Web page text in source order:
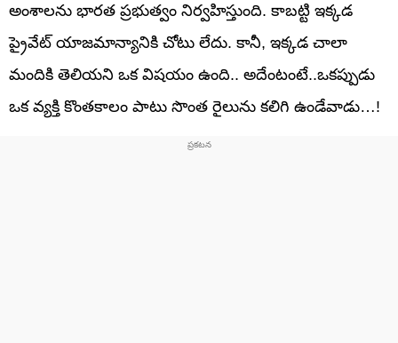
అంశాలను భారత ప్రభుత్వం నిర్వహిస్తుంది. కాబట్టి ఇక్కడ
ప్రైవేట్ యాజమాన్యానికి చోటు లేదు. కానీ, ఇక్కడ చాలా
మందికి తెలియని ఒక విషయం ఉంది.. అదేంటంటే..ఒకప్పుడు
ఒక వ్యక్తి కొంతకాలం పాటు సొంత రైలును కలిగి ఉండేవాడు…!